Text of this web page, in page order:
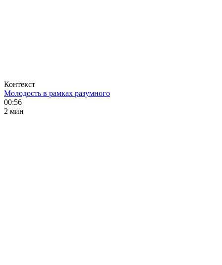
Контекст
Молодость в рамках разумного
00:56
2 мин